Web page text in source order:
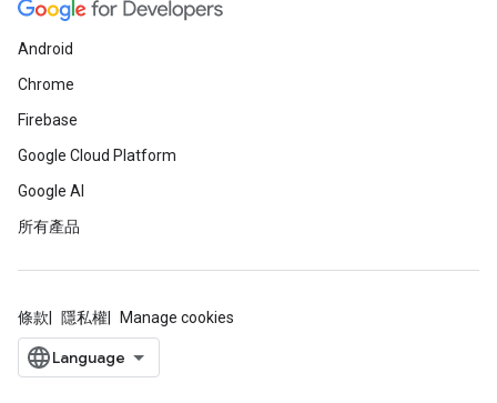
Android
Chrome
Firebase
Google Cloud Platform
Google AI
所有產品
條款 隱私權 Manage cookies